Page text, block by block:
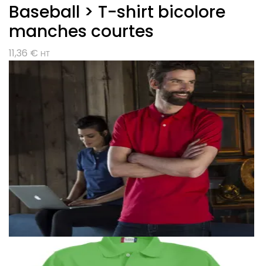
Baseball > T-shirt bicolore
manches courtes
11,36 € HT